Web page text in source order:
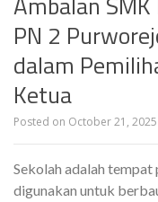
PN 2
dalam
Ketua
Posted on October 21, 2025
Sekolah adalah tempat
digunakan untuk